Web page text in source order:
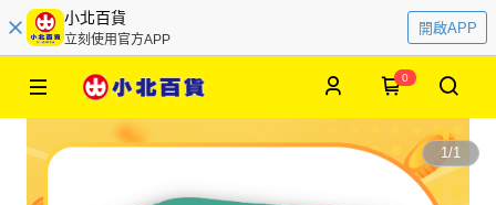
小北百貨
立刻使用官方APP
開啟APP
0
1/1